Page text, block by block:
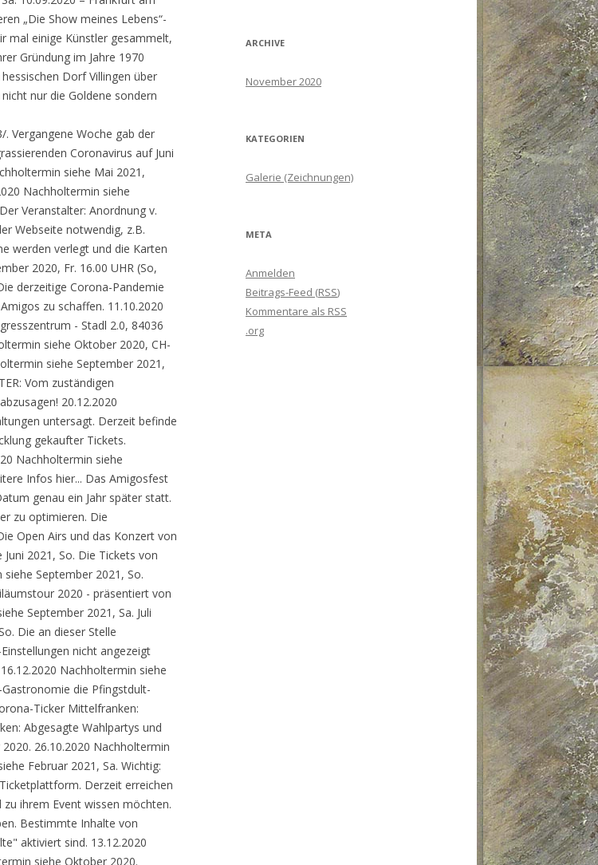
ARCHIVE
November 2020
KATEGORIEN
Galerie (Zeichnungen)
META
Anmelden
Beitrags-Feed (RSS)
Kommentare als RSS
.org